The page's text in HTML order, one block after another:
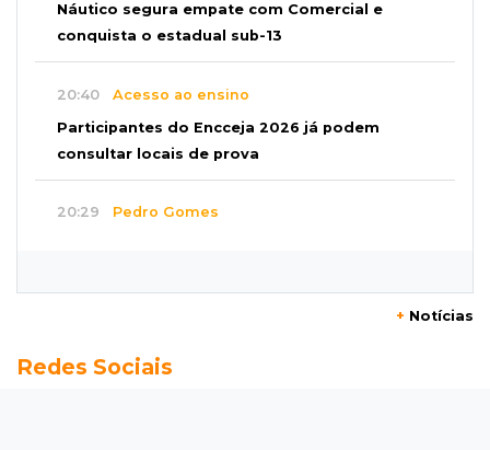
Náutico segura empate com Comercial e
conquista o estadual sub-13
20:40 Acesso ao ensino
Participantes do Encceja 2026 já podem
consultar locais de prova
20:29 Pedro Gomes
Pantanal treina em Goiânia antes de jogo que
Campeonato Brasileiro
+ Notícias
Redes Sociais